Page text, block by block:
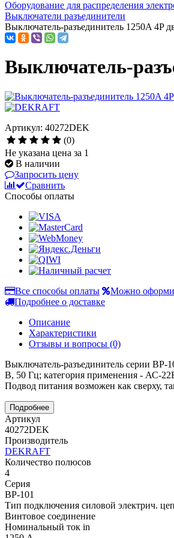
Оборудование для распределения
Выключатели разъединители
Выключатель-разъединитель 1250A 4P
Выключатель-
Артикул: 40272DEK
(0)
Не указана цена за 1
В наличии
Запросить цену
Сравнить
Способы оплаты
Все способы оплаты
Можно
Подробнее о доставке
Описание
Характеристики
Отзывы и вопросы (0)
Выключатель-разъединитель серии
В, 50 Гц; категория применения - АС-
Подвод питания возможен как сверху,
Подробнее
Артикул
40272DEK
Производитель
DEKRAFT
Количество полюсов
4
Серия
ВР-101
Тип подключения силовой электрич.
Винтовое соединение
Номинальный ток in